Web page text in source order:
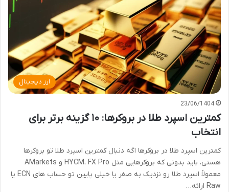
ارز دیجیتال
23/06/1404
کمترین اسپرد طلا در بروکرها: ۱۰ گزینه برتر برای
انتخاب
کمترین اسپرد طلا در بروکرها اگه دنبال کمترین اسپرد طلا تو بروکرها
هستی، باید بدونی که بروکرهایی مثل HYCM، FX Pro و AMarkets
معمولاً اسپرد طلا رو نزدیک به صفر یا خیلی پایین تو حساب های ECN یا
Raw ارائه…